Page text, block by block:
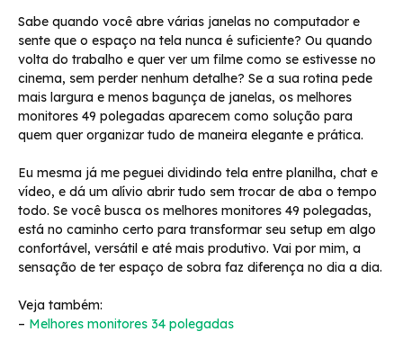
Sabe quando você abre várias janelas no computador e
sente que o espaço na tela nunca é suficiente? Ou quando
volta do trabalho e quer ver um filme como se estivesse no
cinema, sem perder nenhum detalhe? Se a sua rotina pede
mais largura e menos bagunça de janelas, os melhores
monitores 49 polegadas aparecem como solução para
quem quer organizar tudo de maneira elegante e prática.
Eu mesma já me peguei dividindo tela entre planilha, chat e
vídeo, e dá um alívio abrir tudo sem trocar de aba o tempo
todo. Se você busca os melhores monitores 49 polegadas,
está no caminho certo para transformar seu setup em algo
confortável, versátil e até mais produtivo. Vai por mim, a
sensação de ter espaço de sobra faz diferença no dia a dia.
Veja também:
– Melhores monitores 34 polegadas